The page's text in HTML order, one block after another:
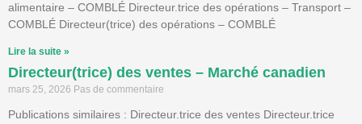
alimentaire – COMBLÉ Directeur.trice des opérations – Transport –
COMBLÉ Directeur(trice) des opérations – COMBLÉ
Lire la suite »
Directeur(trice) des ventes – Marché canadien
mars 25, 2026 Pas de commentaire
Publications similaires : Directeur.trice des ventes Directeur.trice